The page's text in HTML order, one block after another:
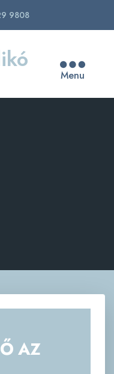
9808
Menu
AZ